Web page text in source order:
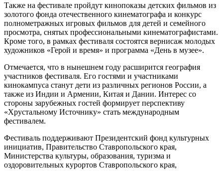
Также на фестивале пройдут кинопоказы детских фильмов из
золотого фонда отечественного кинематографа и конкурс
полнометражных игровых фильмов для детей и семейного
просмотра, снятых профессиональными кинематографистами.
Кроме того, в рамках фестиваля состоятся вернисаж молодых
художников «Герой и время» и программа «День в музее».
Отмечается, что в нынешнем году расширится география
участников фестиваля. Его гостями и участниками
кинокампуса станут дети из различных регионов России, а
также из Индии и Армении, Китая и Дании. Интерес со
стороны зарубежных гостей формирует перспективу
«Хрустальному Источнику» стать международным
фестивалем.
Фестиваль поддерживают Президентский фонд культурных
инициатив, Правительство Ставропольского края,
Министерства культуры, образования, туризма и
оздоровительных курортов Ставропольского края,